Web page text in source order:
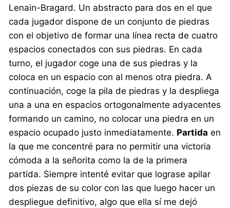
Lenain-Bragard. Un abstracto para dos en el que
cada jugador dispone de un conjunto de piedras
con el objetivo de formar una línea recta de cuatro
espacios conectados con sus piedras. En cada
turno, el jugador coge una de sus piedras y la
coloca en un espacio con al menos otra piedra. A
continuación, coge la pila de piedras y la despliega
una a una en espacios ortogonalmente adyacentes
formando un camino, no colocar una piedra en un
espacio ocupado justo inmediatamente. Partida en
la que me concentré para no permitir una victoria
cómoda a la señorita como la de la primera
partida. Siempre intenté evitar que lograse apilar
dos piezas de su color con las que luego hacer un
despliegue definitivo, algo que ella sí me dejó